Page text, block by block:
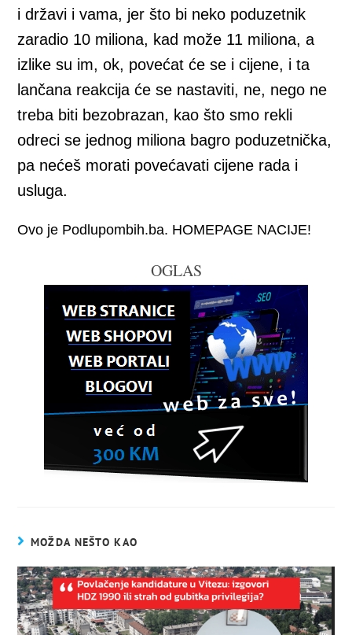
i državi i vama, jer što bi neko poduzetnik
zaradio 10 miliona, kad može 11 miliona, a
izlike su im, ok, povećat će se i cijene, i ta
lančana reakcija će se nastaviti, ne, nego ne
treba biti bezobrazan, kao što smo rekli
odreci se jednog miliona bagro poduzetnička,
pa nećeš morati povećavati cijene rada i
usluga.
Ovo je Podlupombih.ba. HOMEPAGE NACIJE!
OGLAS
MOŽDA NEŠTO KAO